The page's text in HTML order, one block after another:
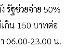
รัฐช่วยจ่าย 50%
กิน 150 บาทต่อ
06.00-23.00 น.